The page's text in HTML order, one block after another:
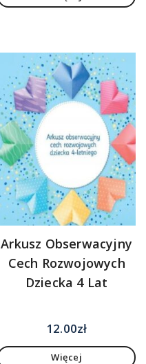
Arkusz Obserwacyjny
Cech Rozwojowych
Dziecka 4 Lat
12.00zł
Więcej